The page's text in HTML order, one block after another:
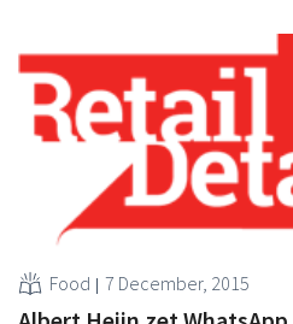
Food 7 December, 2015